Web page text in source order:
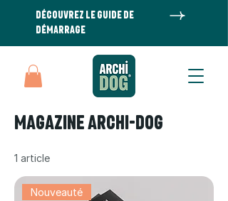
DÉCOUVREZ LE GUIDE DE
DÉMARRAGE
Magazine Archi-Dog
1 article
Nouveauté